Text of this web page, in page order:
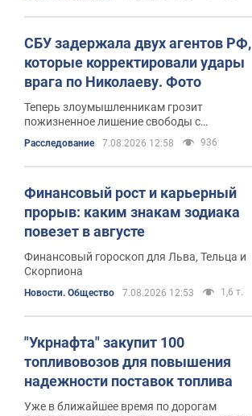
СБУ задержала двух агентов РФ,
которые корректировали удары
врага по Николаеву. Фото
Теперь злоумышленникам грозит
пожизненное лишение свободы с
Расследование 7.08.2026 12:58 936
Финансовый рост и карьерный
прорыв: каким знакам зодиака
повезет в августе
Финансовый гороскоп для Льва, Тельца и
Скорпиона
Новости. Общество 7.08.2026 12:53 1,6 т.
"Укрнафта" закупит 100
топливовозов для повышения
надежности поставок топлива
Уже в ближайшее время по дорогам